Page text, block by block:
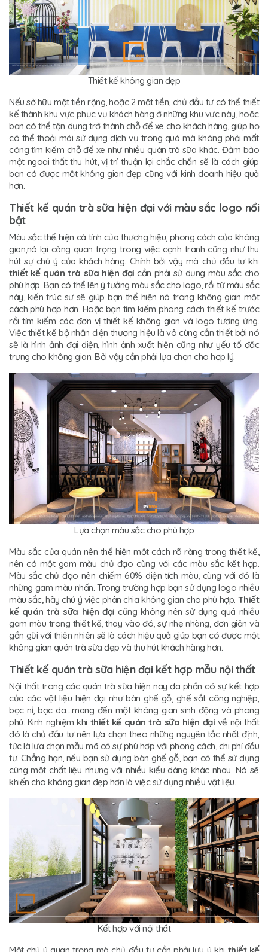
Thiết kế không gian đẹp
Nếu sở hữu mặt tiền rộng, hoặc 2 mặt tiền, chủ đầu tư có thể thiết
kế thành khu vực phục vụ khách hàng ở những khu vực này, hoặc
bạn có thể tận dụng trở thành chỗ để xe cho khách hàng, giúp họ
có thể thoải mái sử dụng dịch vụ trong quá mà không phải mất
công tìm kiếm chỗ để xe như nhiều quán trà sữa khác. Đảm bảo
một ngoại thất thu hút, vị trí thuận lợi chắc chắn sẽ là cách giúp
bạn có được một không gian đẹp cũng với kinh doanh hiệu quả
hơn.
Thiết kế quán trà sữa hiện đại với màu sắc logo nổi
bật
Màu sắc thể hiện cá tính của thương hiệu, phong cách của không
gian,nó lại càng quan trọng trong việc cạnh tranh cũng như thu
hút sự chú ý của khách hàng. Chính bởi vậy mà chủ đầu tư khi
thiết kế quán trà sữa hiện đạicần phải sử dụng màu sắc cho
phù hợp. Bạn có thể lên ý tưởng màu sắc cho logo, rồi từ màu sắc
này, kiến trúc sư sẽ giúp bạn thể hiện nó trong không gian một
cách phù hợp hơn. Hoặc bạn tìm kiếm phong cách thiết kế trước
rồi tím kiếm các đơn vị thiết kế không gian và logo tương ứng.
Việc thiết kế bộ nhận diện thương hiệu là vô cùng cần thiết bởi nó
sẽ là hình ảnh đại diện, hình ảnh xuất hiện cũng như yếu tố đặc
trưng cho không gian. Bởi vậy cần phải lựa chọn cho hợp lý.
Lựa chọn màu sắc cho phù hợp
Màu sắc của quán nên thể hiện một cách rõ ràng trong thiết kế,
nên có một gam màu chủ đạo cùng với các màu sắc kết hợp.
Màu sắc chủ đạo nên chiếm 60% diện tích màu, cùng với đó là
những gam màu nhấn. Trong trường hợp bạn sử dụng logo nhiều
màu sắc, hãy chú ý việc phân chia không gian cho phù hợp. Thiết
kế quán trà sữa hiện đại cũng không nên sử dụng quá nhiều
gam màu trong thiết kế, thay vào đó, sự nhẹ nhàng, đơn giản và
gần gũi với thiên nhiên sẽ là cách hiệu quả giúp bạn có được một
không gian quán trà sữa đẹp và thu hút khách hàng hơn.
Thiết kế quán trà sữa hiện đại kết hợp mẫu nội thất
Nội thất trong các quán trà sữa hiện nay đa phần có sự kết hợp
của các vật liệu hiện đại như bàn ghế gỗ, ghế sắt công nghiệp,
bọc nỉ, bọc da....mang đến một không gian sinh động và phong
phú. Kinh nghiệm khi thiết kế quán trà sữa hiện đại về nội thất
đó là chủ đầu tư nên lựa chọn theo những nguyên tắc nhất định,
tức là lựa chọn mẫu mã có sự phù hợp với phong cách, chi phí đầu
tư. Chẳng hạn, nếu bạn sử dụng bàn ghế gỗ, bạn có thể sử dụng
cùng một chất liệu nhưng với nhiều kiểu dáng khác nhau. Nó sẽ
khiến cho không gian đẹp hơn là việc sử dụng nhiều vật liệu.
Kết hợp với nội thất